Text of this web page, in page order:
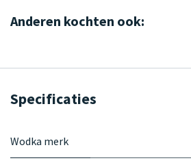
Anderen kochten ook:
Specificaties
Wodka merk